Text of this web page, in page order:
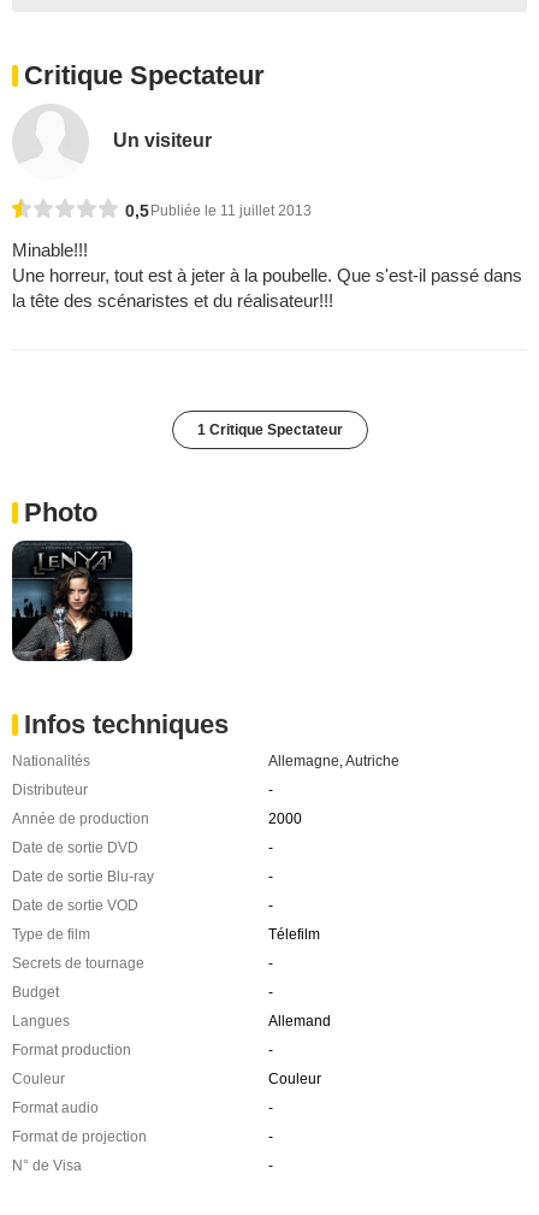
Critique Spectateur
Un visiteur
0,5 Publiée le 11 juillet 2013
Minable!!!
Une horreur, tout est à jeter à la poubelle. Que s'est-il passé dans
la tête des scénaristes et du réalisateur!!!
1 Critique Spectateur
Photo
Infos techniques
Nationalités Allemagne Autriche
Distributeur
-
Année de production
2000
Date de sortie DVD
-
Date de sortie Blu-ray
-
Date de sortie VOD
-
Type de film
Télefilm
Secrets de tournage
-
Budget
-
Langues
Allemand
Format production
-
Couleur
Couleur
Format audio
-
Format de projection
-
N° de Visa
-